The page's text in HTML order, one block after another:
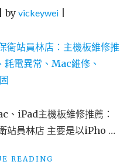
|by vickeywei|
iPad主機板維修推薦：
站員林店 主要是以iPho …
READING